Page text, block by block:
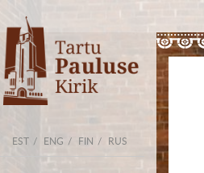
EST ENG FIN RUS